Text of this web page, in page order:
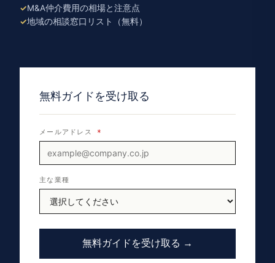
M&A仲介費用の相場と注意点
地域の相談窓口リスト（無料）
無料ガイドを受け取る
メールアドレス *
主な業種
無料ガイドを受け取る →